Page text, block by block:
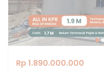
Rp 1.890.000.000